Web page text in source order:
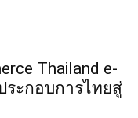
Thailand e-
ระกอบการไทยสู่